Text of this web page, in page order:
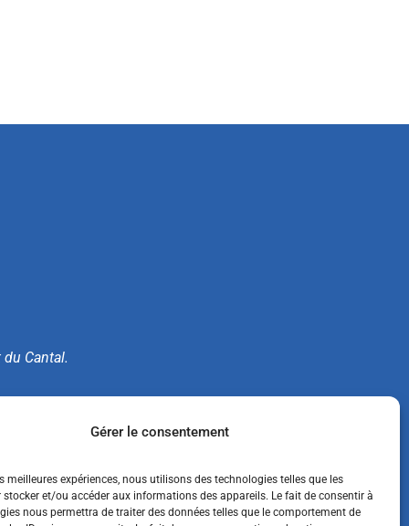
Gérer le consentement
meilleures expériences, nous utilisons des technologies telles que les
stocker et/ou accéder aux informations des appareils. Le fait de consentir à
nous permettra de traiter des données telles que le comportement de
Cantal.